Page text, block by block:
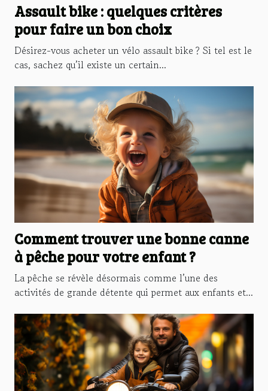
Assault bike : quelques critères
pour faire un bon choix
Désirez-vous acheter un vélo assault bike ? Si tel est le
cas, sachez qu’il existe un certain...
Comment trouver une bonne canne
à pêche pour votre enfant ?
La pêche se révèle désormais comme l’une des
activités de grande détente qui permet aux enfants et...